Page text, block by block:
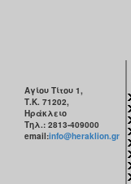
Αγίου Τίτου 1,
Τ.Κ. 71202,
Ηράκλειο
Τηλ.: 2813-409000
email:info@heraklion.gr